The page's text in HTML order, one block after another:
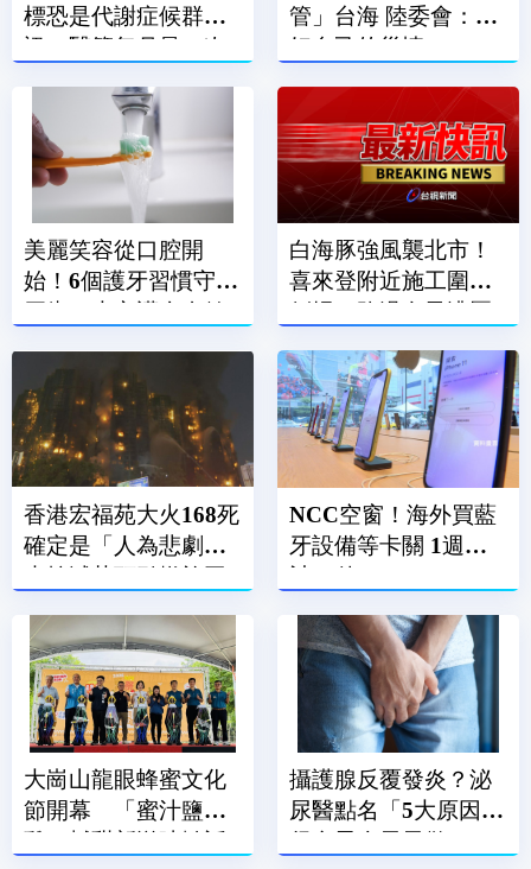
標恐是代謝症候群警
訊 醫籲每月量一次
管」台海 陸委會：顧
好自己的災情
美麗笑容從口腔開
始！6個護牙習慣守住
白海豚強風襲北市！
喜來登附近施工圍籬
香港宏福苑大火168死
確定是「人為悲劇」
未熄滅菸頭引燃施工
NCC空窗！海外買藍
牙設備等卡關 1週累
計86件
大崗山龍眼蜂蜜文化
節開幕 「蜜汁鹽酥
雞」鹹甜新滋味掀話
攝護腺反覆發炎？泌
尿醫點名「5大原因」
很多男人天天做